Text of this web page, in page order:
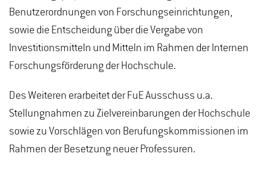
Benutzerordnungen von Forschungseinrichtungen,
sowie die Entscheidung über die Vergabe von
Investitionsmitteln und Mitteln im Rahmen der Internen
Forschungsförderung der Hochschule.
Des Weiteren erarbeitet der FuE Ausschuss u.a.
Stellungnahmen zu Zielvereinbarungen der Hochschule
sowie zu Vorschlägen von Berufungskommissionen im
Rahmen der Besetzung neuer Professuren.